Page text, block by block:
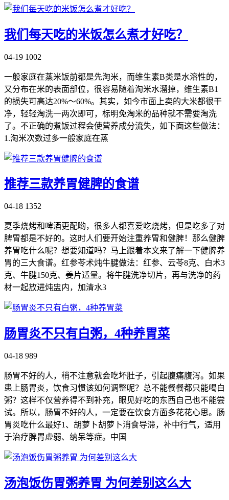
我们每天吃的米饭怎么煮才好吃？
04-19 1002
一般家庭在蒸米饭前都是先淘米，而维生素B类是水溶性的，
又分布在米的表面部位，很容易随着淘米水溜掉，维生素B1
的损失可高达20%～60%。其实，如今市面上卖的大米都很干
净，轻轻淘洗一两次即可，标明免淘米的品种就不需要淘洗
了。不正确的煮饭过程会使营养成分流失，如下面这些做法：
1.淘米次数过多一般家庭在蒸
推荐三款养胃健脾的食谱
04-18 1352
夏季烧烤和啤酒更配哟，很多人都喜爱吃烧烤，但是吃多了对
脾胃都是不好的。这时人们要开始注重养胃和健脾！那么健脾
养胃吃什么呢？想要知道吗？马上跟着本文来了解一下健脾养
胃的三大食谱。红参苓术炖牛腱做法：红参、云苓8克、白术3
克、牛腱150克、姜片适量。将牛腱洗净切片，再与洗净的药
材一起放进炖盅内，加清水3
肠胃炎不只有白粥，4种养胃菜
04-18 989
肠胃不好的人，稍不注意就会吃坏肚子，引起腹痛腹泻。如果
患上肠胃炎，饮食习惯该如何调整呢？总不能餐餐都只能喝白
粥？这样不仅营养得不到补充，眼见好吃的东西自己也不能尝
试。所以，肠胃不好的人，一定要在饮食方面多花花心思。肠
胃炎吃什么最好1、胡萝卜胡萝卜消食导滞，补中行气，适用
于治疗脾胃虚弱、纳呆等症。中国
汤泡饭伤胃粥养胃 为何差别这么大